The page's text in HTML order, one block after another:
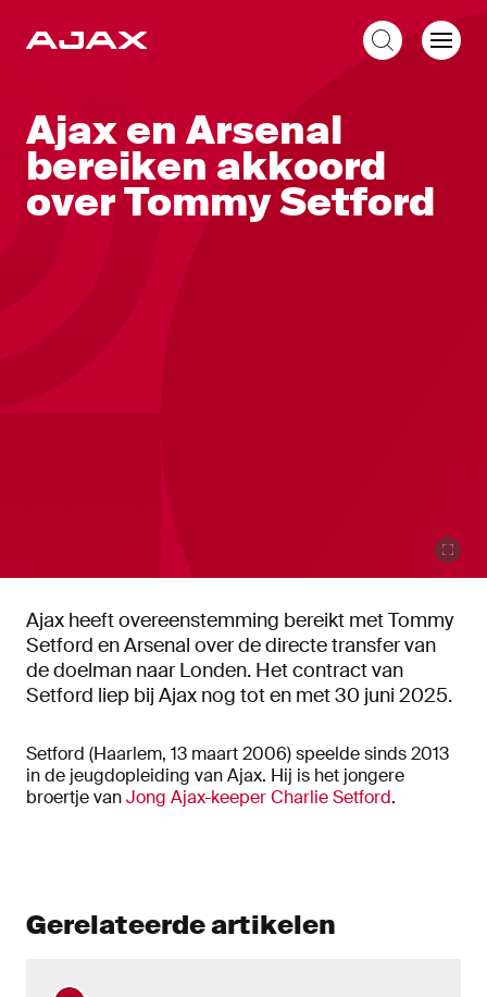
Ajax en Arsenal
bereiken akkoord
over Tommy Setford
Ajax heeft overeenstemming bereikt met Tommy
Setford en Arsenal over de directe transfer van
de doelman naar Londen. Het contract van
Setford liep bij Ajax nog tot en met 30 juni 2025.
Setford (Haarlem, 13 maart 2006) speelde sinds 2013
in de jeugdopleiding van Ajax. Hij is het jongere
broertje vanJong Ajax-keeper Charlie Setford.
Gerelateerde artikelen